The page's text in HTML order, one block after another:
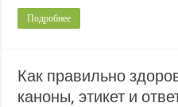
Подробнее
Как правильно
каноны, этикет и